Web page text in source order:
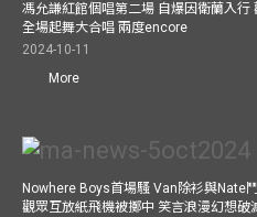
馮允謙紅館個唱第二場 自爆因衛蘭入行
全場起舞大合唱 兩度encore
2024-10-11
More
Nowhere Boys首場騷 Van除衫與Nate
觀眾互放紙飛機被擲中 笑言浪漫幻想破